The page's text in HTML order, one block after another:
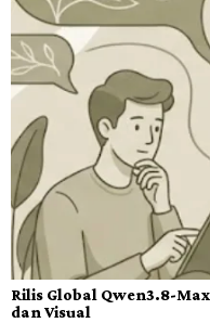
Rilis Global Qwen3.8-
dan Visual